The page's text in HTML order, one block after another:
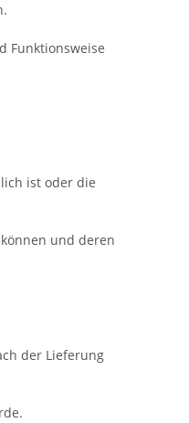
Funktionsweise
ist oder die
und deren
der Lieferung